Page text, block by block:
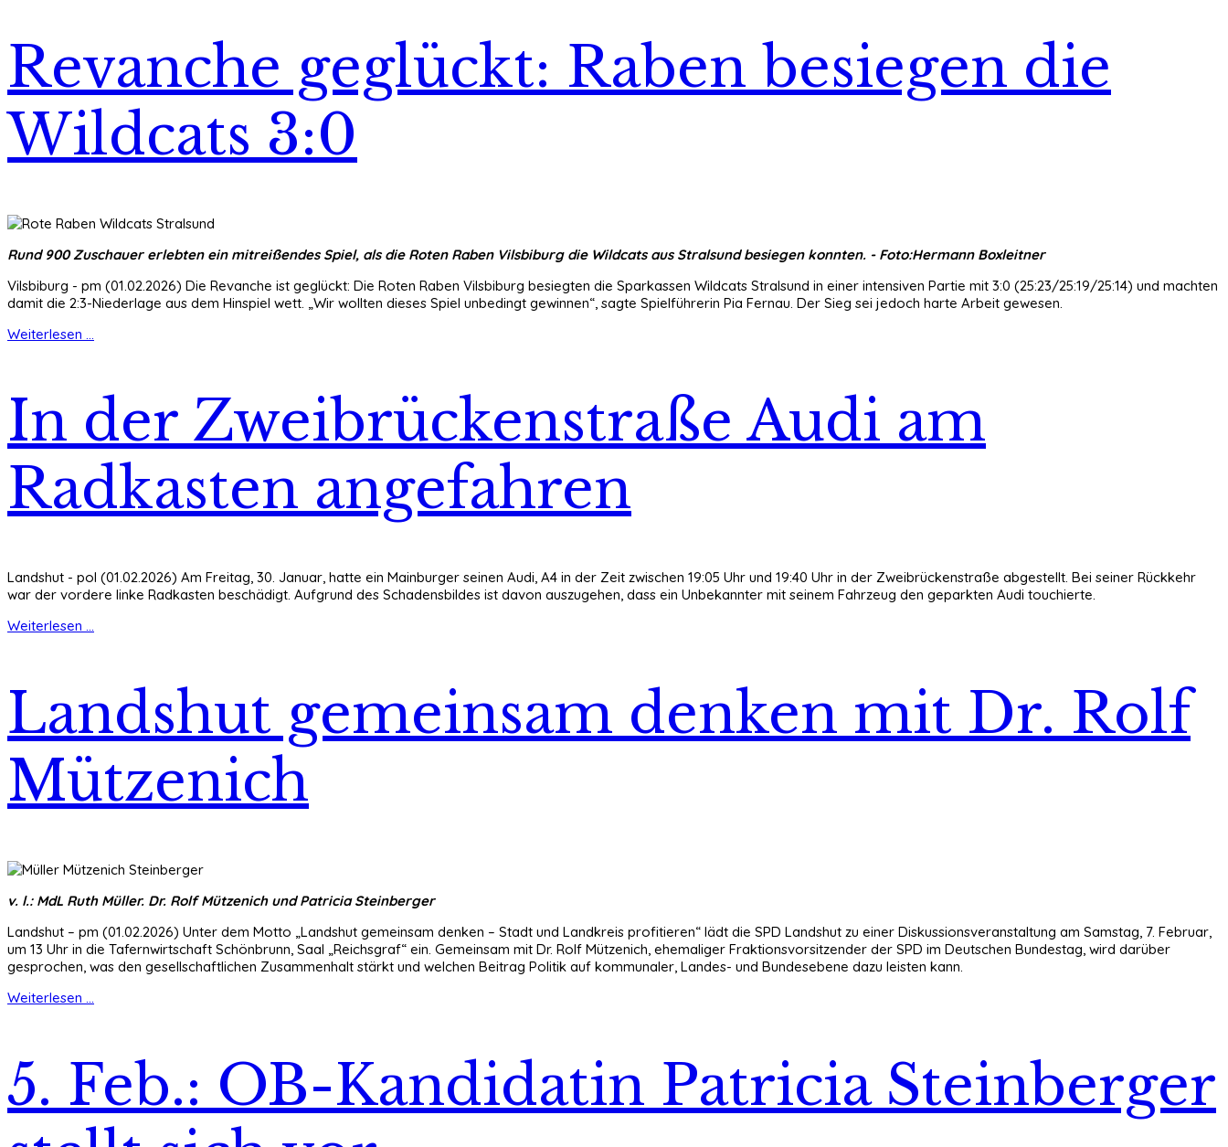
Revanche geglückt: Raben besiegen die
Wildcats 3:0
Rund 900 Zuschauer erlebten ein mitreißendes Spiel, als die Roten Raben Vilsbiburg die Wildcats aus Stralsund besiegen konnten. - Foto:Hermann Boxleitner
Vilsbiburg - pm (01.02.2026) Die Revanche ist geglückt: Die Roten Raben Vilsbiburg besiegten die Sparkassen Wildcats Stralsund in einer intensiven Partie mit 3:0 (25:23/25:19/25:14) und machten
damit die 2:3-Niederlage aus dem Hinspiel wett. „Wir wollten dieses Spiel unbedingt gewinnen“, sagte Spielführerin Pia Fernau. Der Sieg sei jedoch harte Arbeit gewesen.
Weiterlesen ...
In der Zweibrückenstraße Audi am
Radkasten angefahren
Landshut - pol (01.02.2026) Am Freitag, 30. Januar, hatte ein Mainburger seinen Audi, A4 in der Zeit zwischen 19:05 Uhr und 19:40 Uhr in der Zweibrückenstraße abgestellt. Bei seiner Rückkehr
war der vordere linke Radkasten beschädigt. Aufgrund des Schadensbildes ist davon auszugehen, dass ein Unbekannter mit seinem Fahrzeug den geparkten Audi touchierte.
Weiterlesen ...
Landshut gemeinsam denken mit Dr. Rolf
Mützenich
v. l.: MdL Ruth Müller. Dr. Rolf Mützenich und Patricia Steinberger
Landshut – pm (01.02.2026) Unter dem Motto „Landshut gemeinsam denken – Stadt und Landkreis profitieren“ lädt die SPD Landshut zu einer Diskussionsveranstaltung am Samstag, 7. Februar,
um 13 Uhr in die Tafernwirtschaft Schönbrunn, Saal „Reichsgraf“ ein. Gemeinsam mit Dr. Rolf Mützenich, ehemaliger Fraktionsvorsitzender der SPD im Deutschen Bundestag, wird darüber
gesprochen, was den gesellschaftlichen Zusammenhalt stärkt und welchen Beitrag Politik auf kommunaler, Landes- und Bundesebene dazu leisten kann.
Weiterlesen ...
5. Feb.: OB-Kandidatin Patricia Steinberger